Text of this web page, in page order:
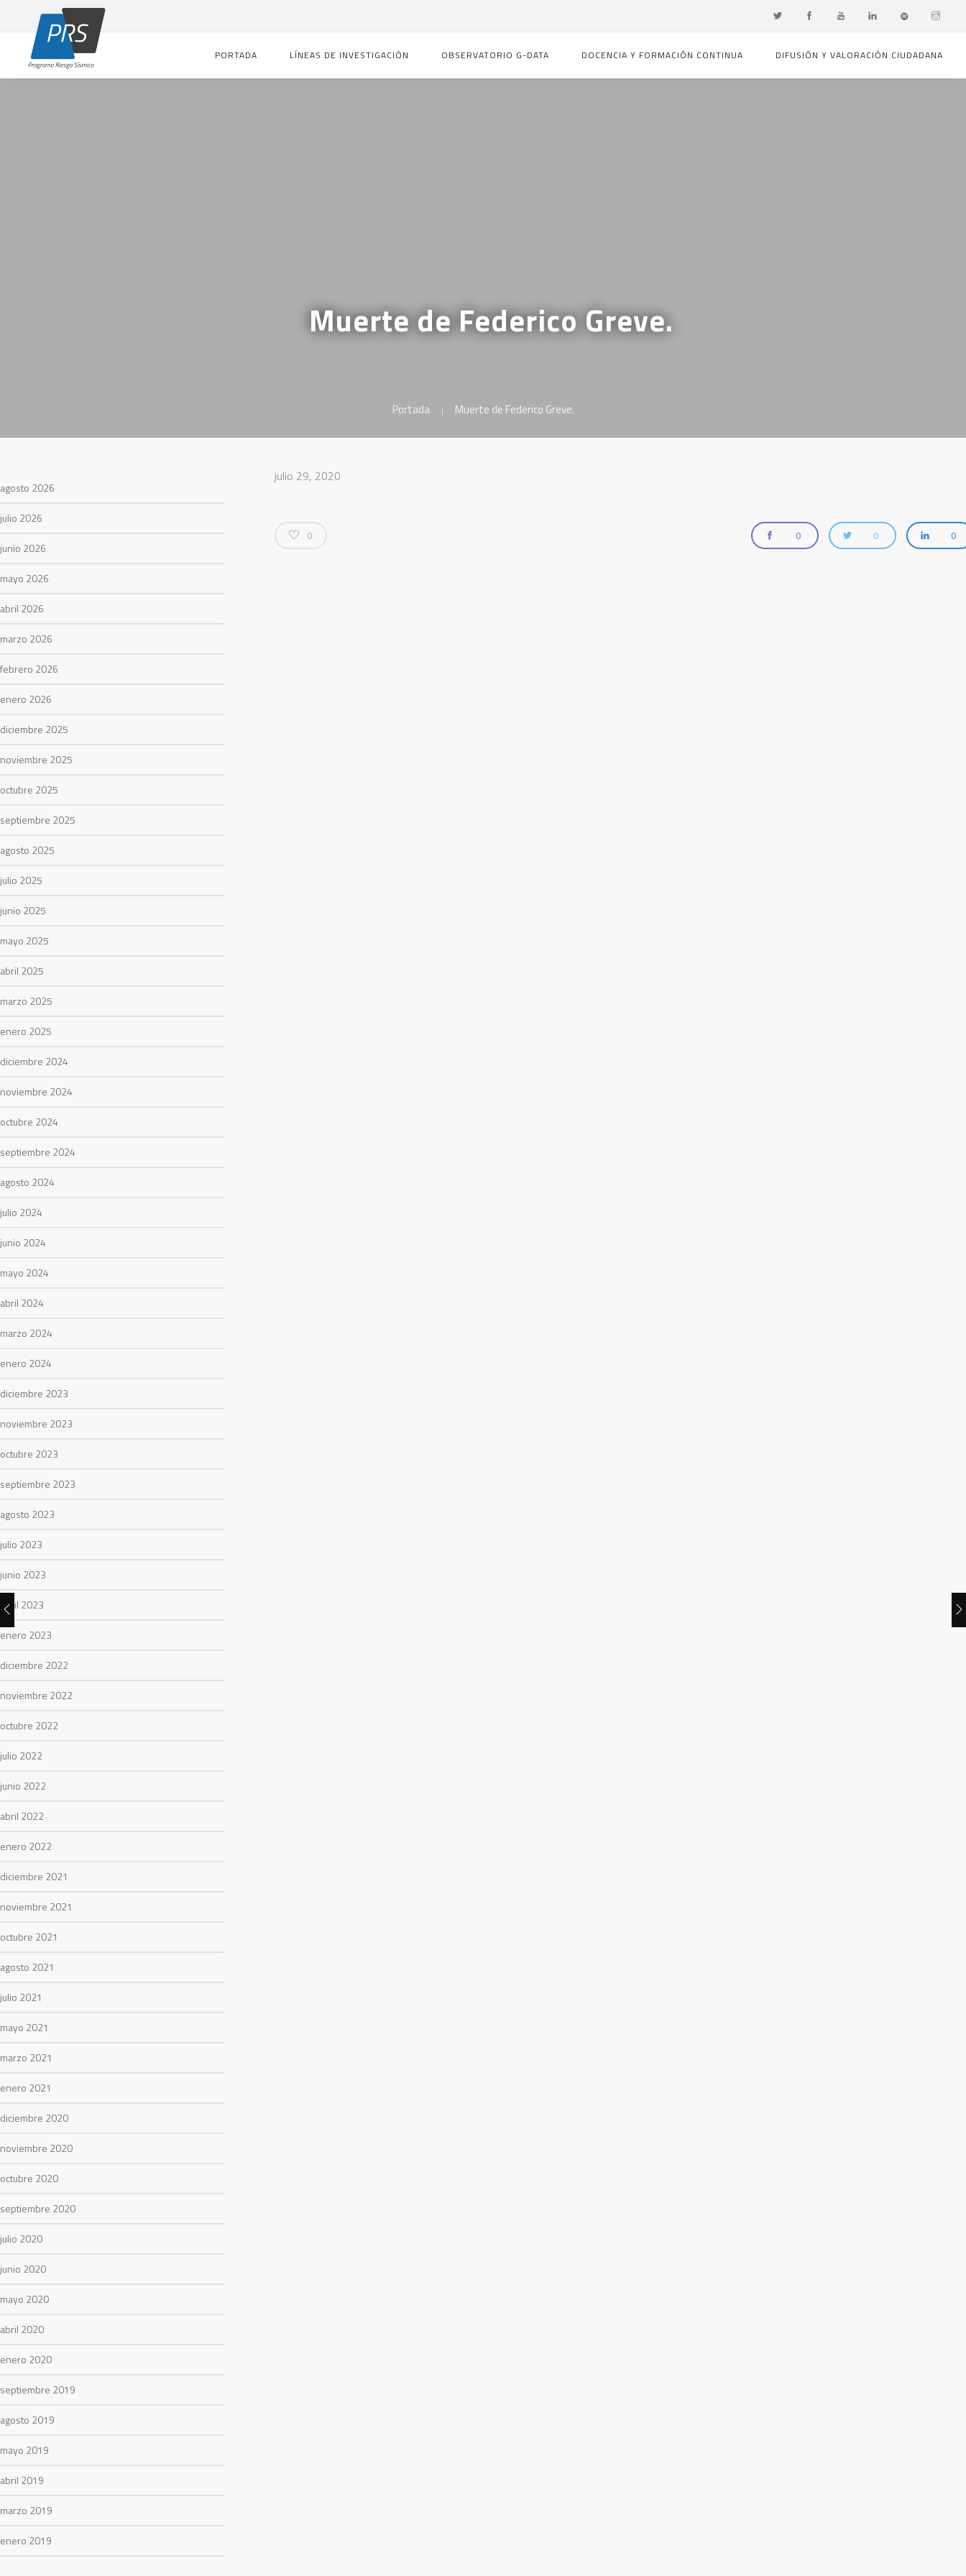
PORTADA LÍNEAS DE INVESTIGACIÓN OBSERVATORIO G-DATA DOCENCIA Y FORMACIÓN CONTINUA DIFUSIÓN Y VALORACIÓN CIUDADANA
Muerte de Federico Greve.
Portada Muerte de Federico Greve.
agosto 2026
julio 2026
junio 2026
mayo 2026
abril 2026
marzo 2026
febrero 2026
enero 2026
diciembre 2025
noviembre 2025
octubre 2025
septiembre 2025
agosto 2025
julio 2025
junio 2025
mayo 2025
abril 2025
marzo 2025
enero 2025
diciembre 2024
noviembre 2024
octubre 2024
septiembre 2024
agosto 2024
julio 2024
junio 2024
mayo 2024
abril 2024
marzo 2024
enero 2024
diciembre 2023
noviembre 2023
octubre 2023
septiembre 2023
agosto 2023
julio 2023
junio 2023
abril 2023
enero 2023
diciembre 2022
noviembre 2022
octubre 2022
julio 2022
junio 2022
abril 2022
enero 2022
diciembre 2021
noviembre 2021
octubre 2021
agosto 2021
julio 2021
mayo 2021
marzo 2021
enero 2021
diciembre 2020
noviembre 2020
octubre 2020
septiembre 2020
julio 2020
junio 2020
mayo 2020
abril 2020
enero 2020
septiembre 2019
agosto 2019
mayo 2019
abril 2019
marzo 2019
enero 2019
julio 29, 2020
0 0 0 0